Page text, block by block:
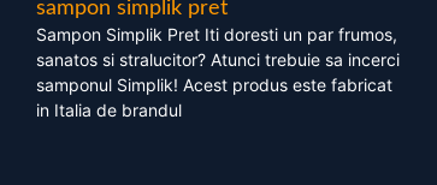
sampon simplik pret
Sampon Simplik Pret Iti doresti un par frumos,
sanatos si stralucitor? Atunci trebuie sa incerci
samponul Simplik! Acest produs este fabricat
in Italia de brandul